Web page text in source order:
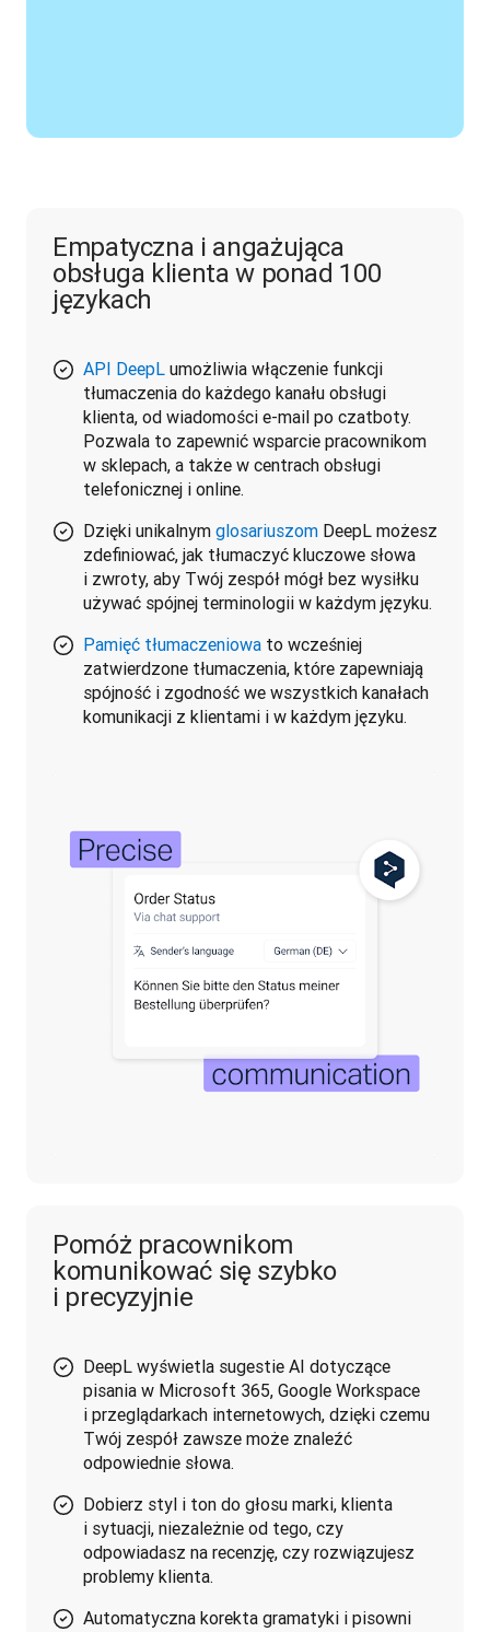
Empatyczna i angażująca
obsługa klienta w ponad 100
językach
API DeepL umożliwia włączenie funkcji
tłumaczenia do każdego kanału obsługi
klienta, od wiadomości e-mail po czatboty.
Pozwala to zapewnić wsparcie pracownikom
w sklepach, a także w centrach obsługi
telefonicznej i online.
Dzięki unikalnym glosariuszom DeepL możesz
zdefiniować, jak tłumaczyć kluczowe słowa
i zwroty, aby Twój zespół mógł bez wysiłku
używać spójnej terminologii w każdym języku.
Pamięć tłumaczeniowa to wcześniej
zatwierdzone tłumaczenia, które zapewniają
spójność i zgodność we wszystkich kanałach
komunikacji z klientami i w każdym języku.
Pomóż pracownikom
komunikować się szybko
i precyzyjnie
DeepL wyświetla sugestie AI dotyczące
pisania w Microsoft 365, Google Workspace
i przeglądarkach internetowych, dzięki czemu
Twój zespół zawsze może znaleźć
odpowiednie słowa.
Dobierz styl i ton do głosu marki, klienta
i sytuacji, niezależnie od tego, czy
odpowiadasz na recenzję, czy rozwiązujesz
problemy klienta.
Automatyczna korekta gramatyki i pisowni